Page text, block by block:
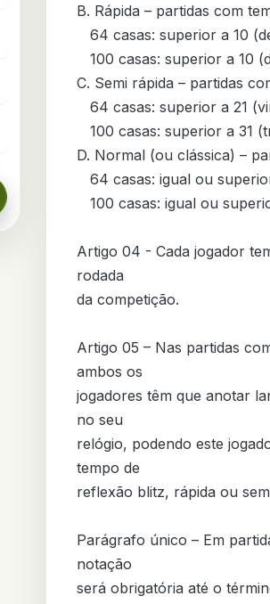
B. Rápida – partidas com
C. Semi rápida – partidas
D. Normal (ou clássica) –
Artigo 04 - Cada jogador
rodada
da competição.
Artigo 05 – Nas partidas
ambos os
jogadores têm que anotar
no seu
relógio, podendo este
tempo de
reflexão blitz, rápida ou
Parágrafo único – Em
notação
será obrigatória até o